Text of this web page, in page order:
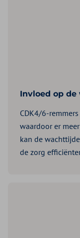
Invloed op
CDK4/6-
waardoor er
kan de
de zorg